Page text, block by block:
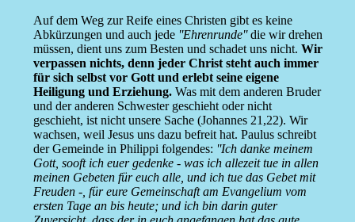
Auf dem Weg zur Reife eines Christen gibt es keine
Abkürzungen und auch jede ''Ehrenrunde''die wir drehen
müssen, dient uns zum Besten und schadet uns nicht. Wir
verpassen nichts, denn jeder Christ steht auch immer
für sich selbst vor Gott und erlebt seine eigene
Heiligung und Erziehung.Was mit dem anderen Bruder
und der anderen Schwester geschieht oder nicht
geschieht, ist nicht unsere Sache (Johannes 21,22). Wir
wachsen, weil Jesus uns dazu befreit hat. Paulus schreibt
der Gemeinde in Philippi folgendes: ''Ich danke meinem
Gott, sooft ich euer gedenke - was ich allezeit tue in allen
meinen Gebeten für euch alle, und ich tue das Gebet mit
Freuden -, für eure Gemeinschaft am Evangelium vom
ersten Tage an bis heute; und ich bin darin guter